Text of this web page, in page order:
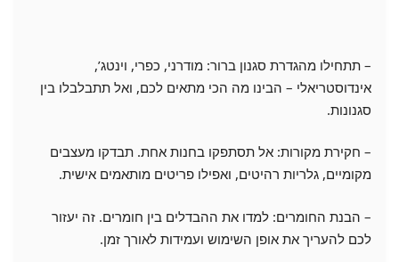
– תתחילו מהגדרת סגנון ברור: מודרני, כפרי, וינטג’,
אינדוסטריאלי – הבינו מה הכי מתאים לכם, ואל תתבלבלו בין
סגנונות.
– חקירת מקורות: אל תסתפקו בחנות אחת. תבדקו מעצבים
מקומיים, גלריות רהיטים, ואפילו פריטים מותאמים אישית.
– הבנת החומרים: למדו את ההבדלים בין חומרים. זה יעזור
לכם להעריך את אופן השימוש ועמידות לאורך זמן.